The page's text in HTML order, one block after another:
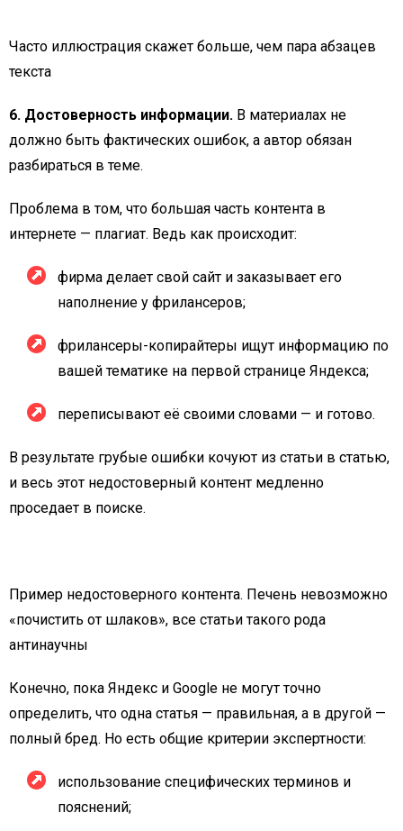
Часто иллюстрация скажет больше, чем пара абзацев
текста
6. Достоверность информации. В материалах не
должно быть фактических ошибок, а автор обязан
разбираться в теме.
Проблема в том, что большая часть контента в
интернете — плагиат. Ведь как происходит:
фирма делает свой сайт и заказывает его
наполнение у фрилансеров;
фрилансеры-копирайтеры ищут информацию по
вашей тематике на первой странице Яндекса;
переписывают её своими словами — и готово.
В результате грубые ошибки кочуют из статьи в статью,
и весь этот недостоверный контент медленно
проседает в поиске.
Пример недостоверного контента. Печень невозможно
«почистить от шлаков», все статьи такого рода
антинаучны
Конечно, пока Яндекс и Google не могут точно
определить, что одна статья — правильная, а в другой —
полный бред. Но есть общие критерии экспертности:
использование специфических терминов и
пояснений;